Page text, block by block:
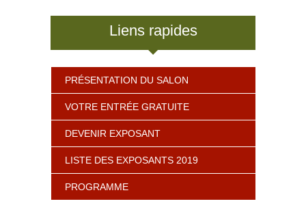
Liens rapides
PRÉSENTATION DU SALON
VOTRE ENTRÉE GRATUITE
DEVENIR EXPOSANT
LISTE DES EXPOSANTS 2019
PROGRAMME